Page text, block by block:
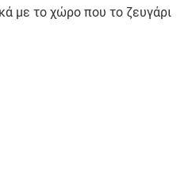
με το χώρο που το ζευγάρι